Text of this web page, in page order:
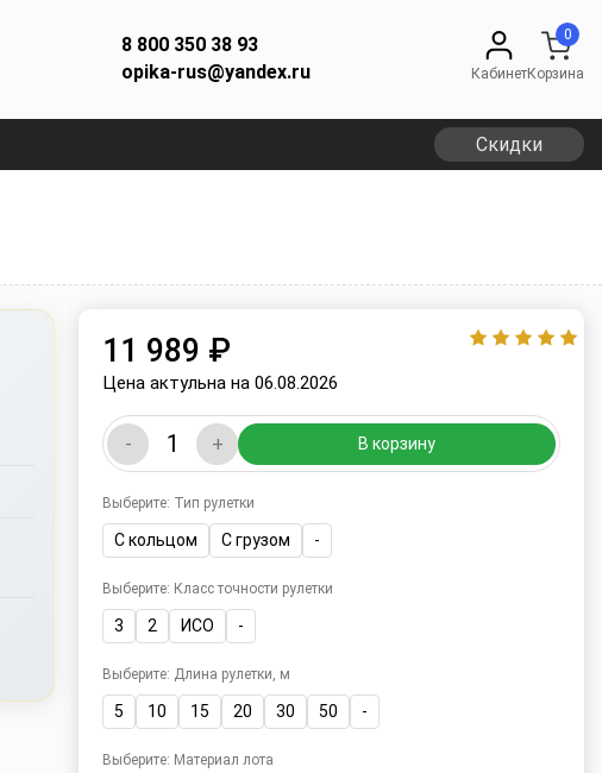
8 800 350 38 93
opika-rus@yandex.ru
Кабинет
0
Корзина
Скидки
11 989 ₽
Цена актульна на 06.08.2026
- + В корзину
Выберите: Тип рулетки
С кольцом С грузом -
Выберите: Класс точности рулетки
3 2 ИСО -
Выберите: Длина рулетки, м
5 10 15 20 30 50 -
Выберите: Материал лота